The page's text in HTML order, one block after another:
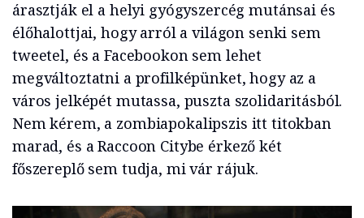
árasztják el a helyi gyógyszercég mutánsai és
élőhalottjai, hogy arról a világon senki sem
tweetel, és a Facebookon sem lehet
megváltoztatni a profilképünket, hogy az a
város jelképét mutassa, puszta szolidaritásból.
Nem kérem, a zombiapokalipszis itt titokban
marad, és a Raccoon Citybe érkező két
főszereplő sem tudja, mi vár rájuk.